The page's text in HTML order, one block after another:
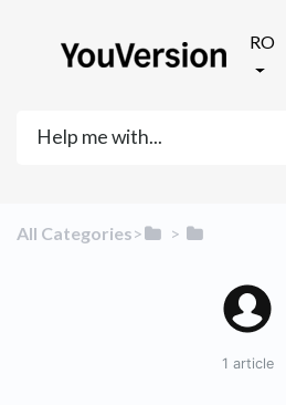
RO
All Categories​>​ ​ > ​
1 article